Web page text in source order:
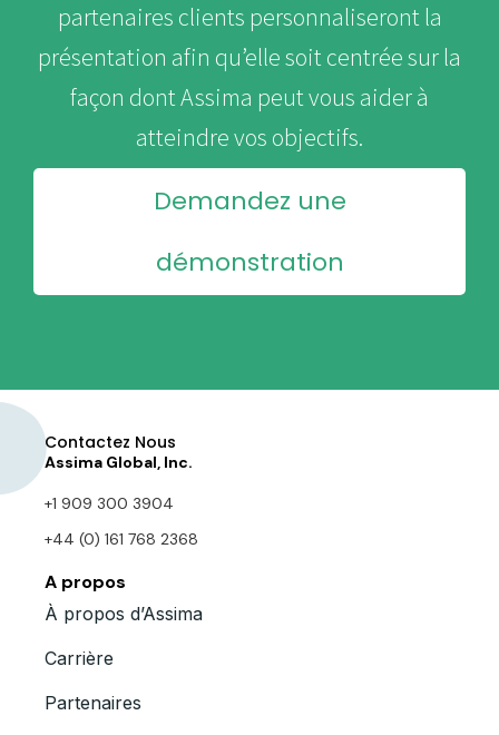
partenaires clients personnaliseront la
présentation afin qu’elle soit centrée sur la
façon dont Assima peut vous aider à
atteindre vos objectifs.
Demandez une
démonstration
Contactez Nous
Assima Global, Inc.
+1 909 300 3904
+44 (0) 161 768 2368
A propos
À propos d’Assima
Carrière
Partenaires